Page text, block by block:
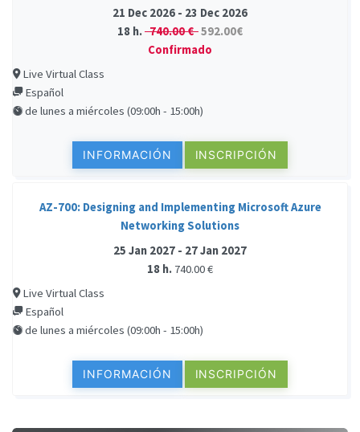
21 Dec 2026 - 23 Dec 2026
18 h.740.00 €592.00€
Confirmado
Live Virtual Class
Español
de lunes a miércoles (09:00h - 15:00h)
INFORMACIÓN INSCRIPCIÓN
AZ-700: Designing and Implementing Microsoft Azure
Networking Solutions
25 Jan 2027 - 27 Jan 2027
18 h. 740.00 €
Live Virtual Class
Español
de lunes a miércoles (09:00h - 15:00h)
INFORMACIÓN INSCRIPCIÓN